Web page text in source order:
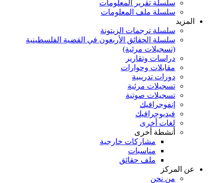
سلسلة تقرير المعلومات
سلسلة ملف المعلومات
المزيد
سلسلة ترجمات الزيتونة
سلسلة الحقائق الأربعون في القضية الفلسطينية
(تسجيلات مرئية)
دراسات وتقارير
مقابلات وحوارات
دورات تدريبية
تسجيلات مرئية
تسجيلات صوتية
إنفوجرافيك
فيديوجرافيك
لغات أخرى
أنشطة أخرى
مشاركات خارجية
مناسبات
ملف حقائق
عن المركز
من نحن